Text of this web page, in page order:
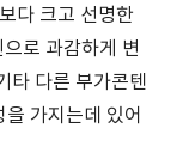
다 크고 선명한
로 과감하게 변
타 다른 부가콘텐
가지는데 있어